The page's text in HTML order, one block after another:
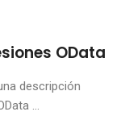
OData
descripción
...